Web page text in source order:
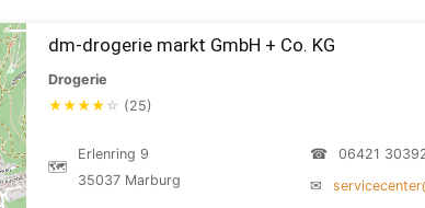
dm-drogerie markt GmbH + Co. KG
Drogerie
★★★★ ☆ (25)
🗺
Erlenring 9
35037 Marburg
☎
06421
✉